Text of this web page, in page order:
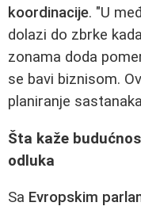
koordinacije. "U
dolazi do zbrke
zonama doda
se bavi biznisom.
planiranje
Šta kaže
odluka
Sa Evropskim